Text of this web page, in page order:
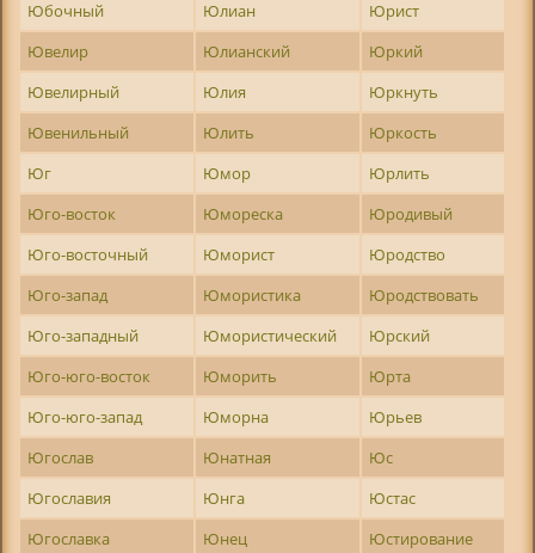
Юбочный
Юлиан
Юрист
Ювелир
Юлианский
Юркий
Ювелирный
Юлия
Юркнуть
Ювенильный
Юлить
Юркость
Юг
Юмор
Юрлить
Юго-восток
Юмореска
Юродивый
Юго-восточный
Юморист
Юродство
Юго-запад
Юмористика
Юродствовать
Юго-западный
Юмористический
Юрский
Юго-юго-восток
Юморить
Юрта
Юго-юго-запад
Юморна
Юрьев
Югослав
Юнатная
Юс
Югославия
Юнга
Юстас
Югославка
Юнец
Юстирование